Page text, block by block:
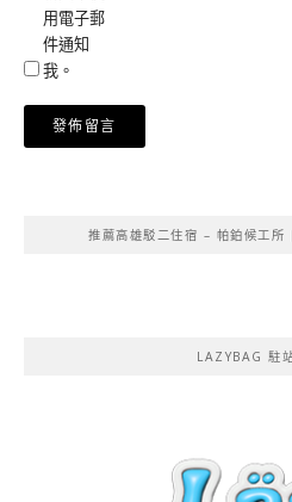
用電子郵
件通知
我。
推薦高雄駁二住宿 – 帕鉑候工
LAZYBAG 駐